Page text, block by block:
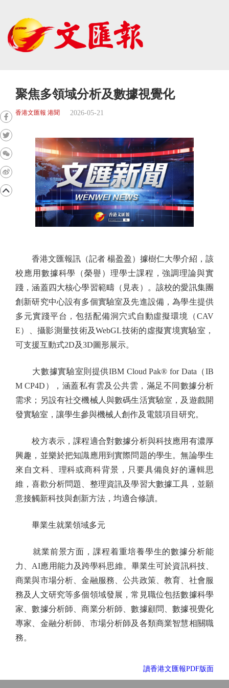
聚焦多領域分析及數據視覺化
香港文匯報 港聞 2026-05-21
香港文匯報訊（記者 楊盈盈）據樹仁大學介紹，該
校應用數據科學（榮譽）理學士課程，強調理論與實
踐，涵蓋四大核心學習範疇（見表）。該校的愛訊集團
創新研究中心設有多個實驗室及先進設備，為學生提供
多元實踐平台，包括配備洞穴式自動虛擬環境（CAV
E）、攝影測量技術及WebGL技術的虛擬實境實驗室，
可支援互動式2D及3D圖形展示。
大數據實驗室則提供IBM Cloud Pak® for Data（IB
M CP4D），涵蓋私有雲及公共雲，滿足不同數據分析
需求；另設有社交機械人與數碼生活實驗室，及遊戲開
發實驗室，讓學生參與機械人創作及電競項目研究。
校方表示，課程適合對數據分析與科技應用有濃厚
興趣，並樂於把知識應用到實際問題的學生。無論學生
來自文科、理科或商科背景，只要具備良好的邏輯思
維，喜歡分析問題、整理資訊及學習大數據工具，並願
意接觸新科技與創新方法，均適合修讀。
畢業生就業領域多元
就業前景方面，課程着重培養學生的數據分析能
力、AI應用能力及跨學科思維。畢業生可於資訊科技、
商業與市場分析、金融服務、公共政策、教育、社會服
務及人文研究等多個領域發展，常見職位包括數據科學
家、數據分析師、商業分析師、數據顧問、數據視覺化
專家、金融分析師、市場分析師及各類商業智慧相關職
務。
讀香港文匯報PDF版面